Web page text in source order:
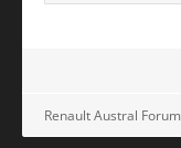
Renault Austral Forum